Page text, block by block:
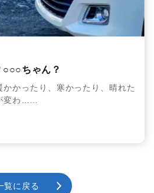
ちゃん？
かったり、寒かったり、晴れた
変わ……
覧に戻る